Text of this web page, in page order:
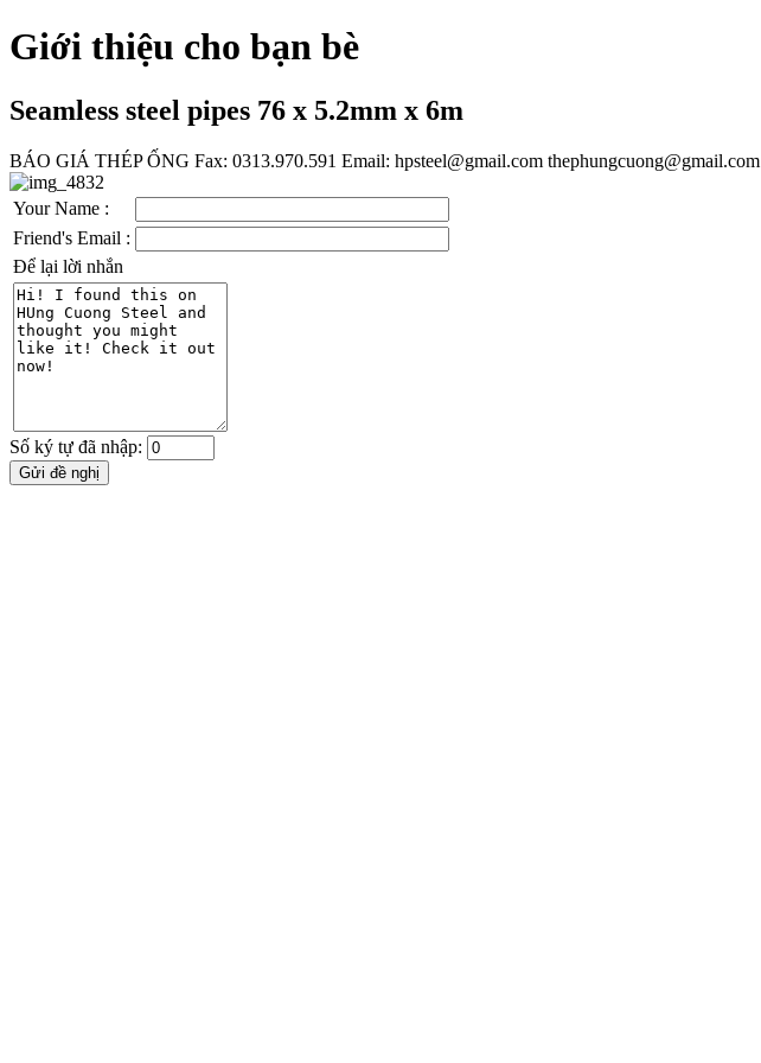
Giới thiệu cho bạn bè
Seamless steel pipes 76 x 5.2mm x 6m
BÁO GIÁ THÉP ỐNG Fax: 0313.970.591 Email: hpsteel@gmail.com thephungcuong@gmail.com
Your Name :
Friend's Email :
Để lại lời nhắn
Số ký tự đã nhập: